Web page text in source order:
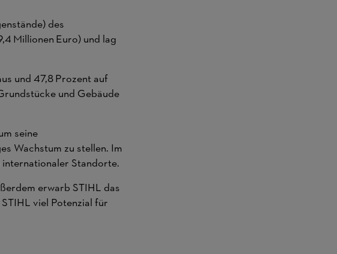
des
Millionen Euro) und lag
und 47,8 Prozent auf
und Gebäude
seine
Wachstum zu stellen. Im
Standorte.
erwarb STIHL das
viel Potenzial für